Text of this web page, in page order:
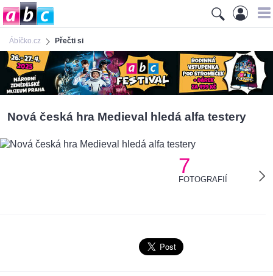
Ábíčko.cz Přečti si
Nová česká hra Medieval hledá alfa testery
7
FOTOGRAFIÍ